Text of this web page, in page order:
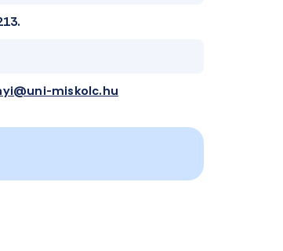
miskolc.hu